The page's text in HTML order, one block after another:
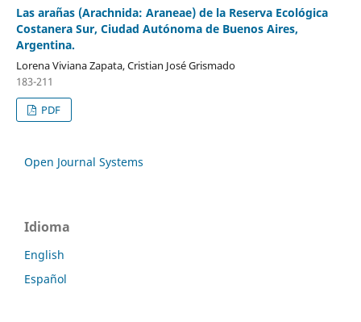
Las arañas (Arachnida: Araneae) de la Reserva Ecológica
Costanera Sur, Ciudad Autónoma de Buenos Aires,
Argentina.
Lorena Viviana Zapata, Cristian José Grismado
183-211
PDF
Open Journal Systems
Idioma
English
Español